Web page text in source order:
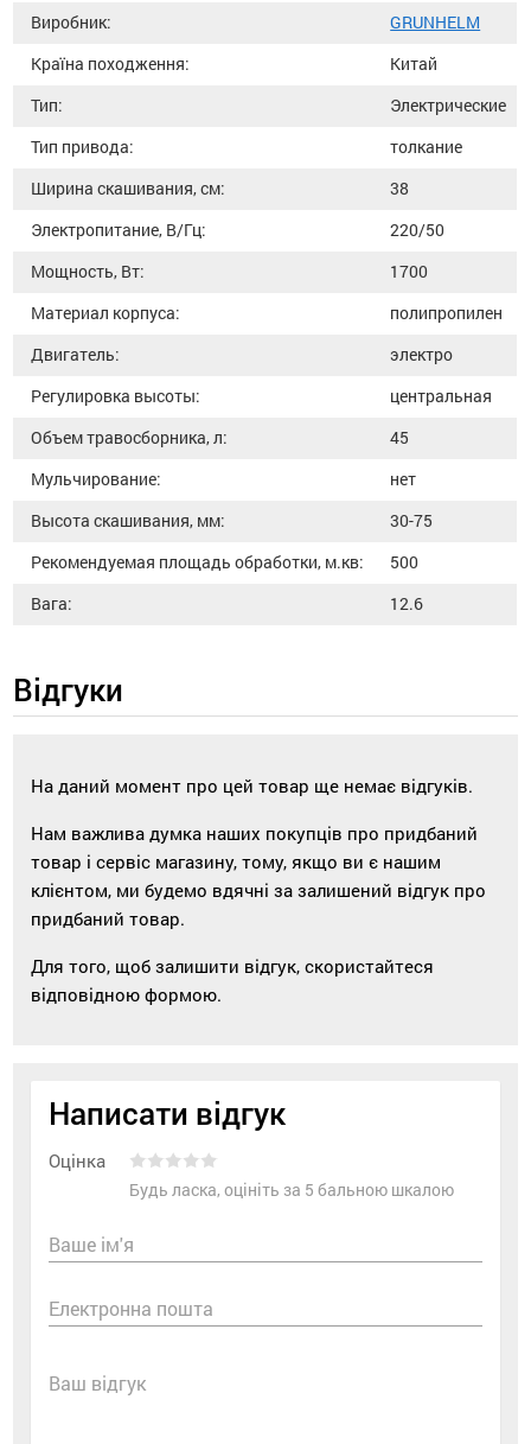
Виробник:
GRUNHELM
Країна походження:
Китай
Тип:
Электрические
Тип привода:
толкание
Ширина скашивания, см:
38
Электропитание, В/Гц:
220/50
Мощность, Вт:
1700
Материал корпуса:
полипропилен
Двигатель:
электро
Регулировка высоты:
центральная
Объем травосборника, л:
45
Мульчирование:
нет
Высота скашивания, мм:
30-75
Рекомендуемая площадь обработки, м.кв:
500
Вага:
12.6
Відгуки
На даний момент про цей товар ще немає відгуків.
Нам важлива думка наших покупців про придбаний
товар і сервіс магазину, тому, якщо ви є нашим
клієнтом, ми будемо вдячні за залишений відгук про
придбаний товар.
Для того, щоб залишити відгук, скористайтеся
відповідною формою.
Написати відгук
Оцінка
Будь ласка, оцініть за 5 бальною шкалою
Ваше ім'я
Електронна пошта
Ваш відгук